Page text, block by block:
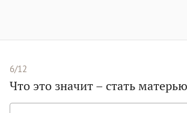
6/12
Что это значит – стать